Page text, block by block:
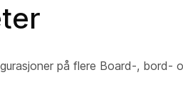
på flere Board-, bord-